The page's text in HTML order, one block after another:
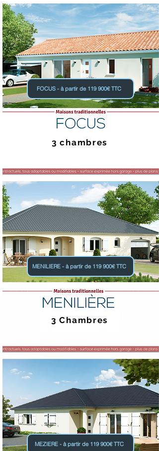
FOCUS - à partir de 119 900€ TTC
3 chambres
MENILIERE - à partir de 119 900€ TTC
3 Chambres
MEZIERE - à partir de 119 900€ TTC